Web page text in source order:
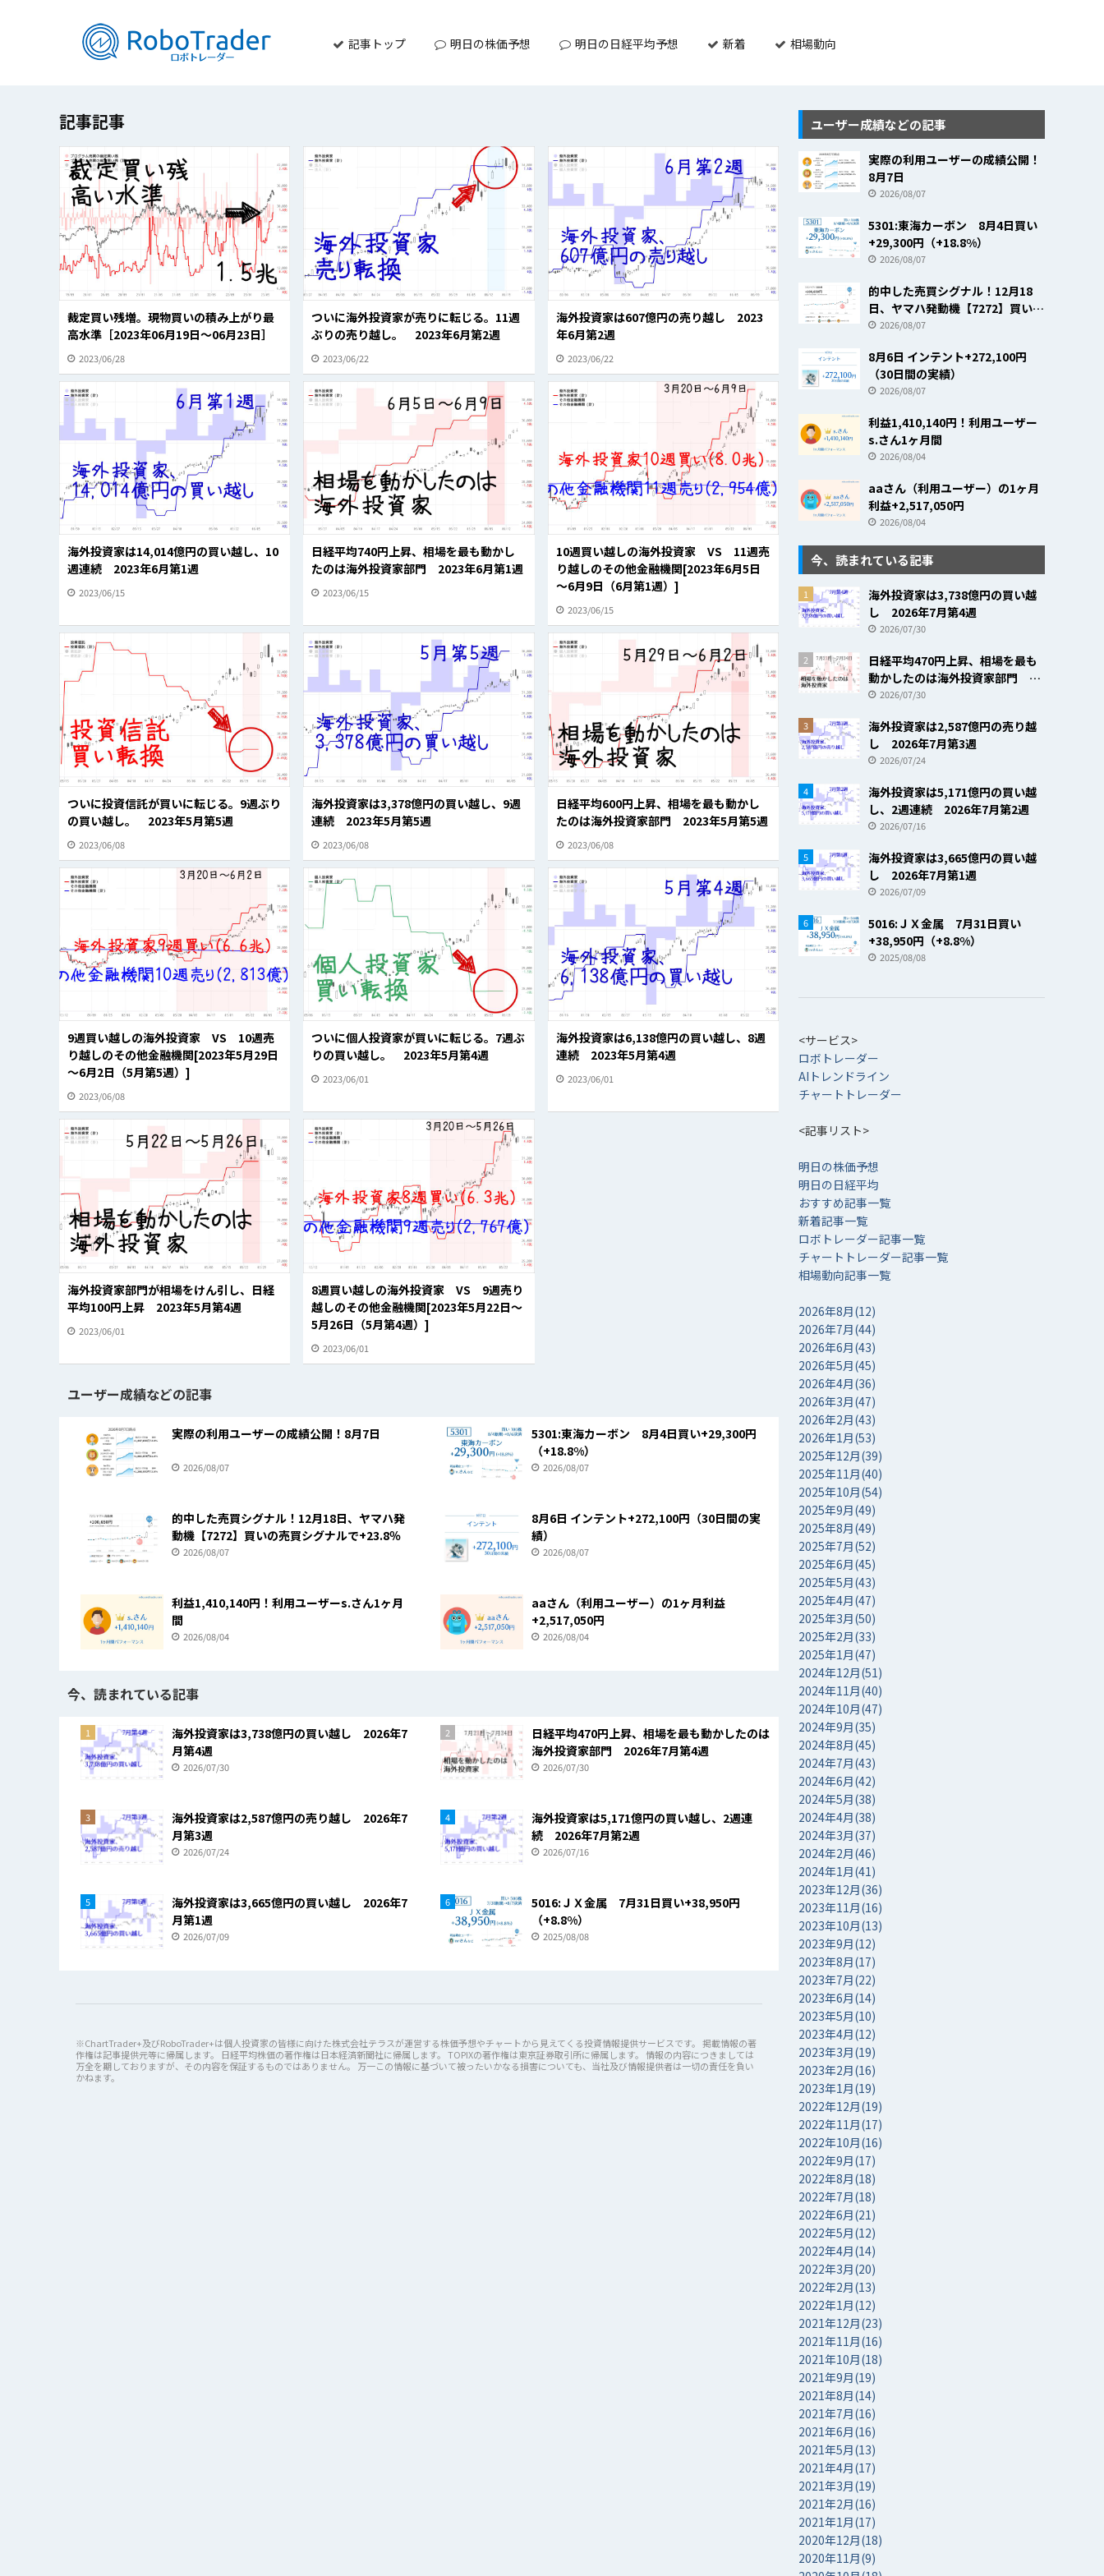
記事トップ 明日の株価予想 明日の日経平均予想 新着 相場動向
記事記事
裁定買い残増。現物買いの積み上がり最
高水準［2023年06月19日～06月23日］
2023/06/28
ついに海外投資家が売りに転じる。11週
ぶりの売り越し。 2023年6月第2週
2023/06/22
海外投資家は607億円の売り越し 2023
年6月第2週
2023/06/22
海外投資家は14,014億円の買い越し、10
週連続 2023年6月第1週
2023/06/15
日経平均740円上昇、相場を最も動かし
たのは海外投資家部門 2023年6月第1週
2023/06/15
10週買い越しの海外投資家 VS 11週売
り越しのその他金融機関[2023年6月5日
～6月9日（6月第1週）]
2023/06/15
ついに投資信託が買いに転じる。9週ぶり
の買い越し。 2023年5月第5週
2023/06/08
海外投資家は3,378億円の買い越し、9週
連続 2023年5月第5週
2023/06/08
日経平均600円上昇、相場を最も動かし
たのは海外投資家部門 2023年5月第5週
2023/06/08
9週買い越しの海外投資家 VS 10週売
り越しのその他金融機関[2023年5月29日
～6月2日（5月第5週）]
2023/06/08
ついに個人投資家が買いに転じる。7週ぶ
りの買い越し。 2023年5月第4週
2023/06/01
海外投資家は6,138億円の買い越し、8週
連続 2023年5月第4週
2023/06/01
海外投資家部門が相場をけん引し、日経
平均100円上昇 2023年5月第4週
2023/06/01
8週買い越しの海外投資家 VS 9週売り
越しのその他金融機関[2023年5月22日～
5月26日（5月第4週）]
2023/06/01
ユーザー成績などの記事
実際の利用ユーザーの成績公開！8月7日
2026/08/07
5301:東海カーボン 8月4日買い+29,300円
（+18.8%）
2026/08/07
的中した売買シグナル！12月18日、ヤマハ発
動機【7272】買いの売買シグナルで+23.8％
2026/08/07
8月6日 インテント+272,100円（30日間の実
績）
2026/08/07
利益1,410,140円！利用ユーザーs.さん1ヶ月
間
2026/08/04
aaさん（利用ユーザー）の1ヶ月利益
+2,517,050円
2026/08/04
今、読まれている記事
1
海外投資家は3,738億円の買い越し 2026年7
月第4週
2026/07/30
2
日経平均470円上昇、相場を最も動かしたのは
海外投資家部門 2026年7月第4週
2026/07/30
3
海外投資家は2,587億円の売り越し 2026年7
月第3週
2026/07/24
4
海外投資家は5,171億円の買い越し、2週連
続 2026年7月第2週
2026/07/16
5
海外投資家は3,665億円の買い越し 2026年7
月第1週
2026/07/09
6
5016:ＪＸ金属 7月31日買い+38,950円
（+8.8%）
2025/08/08
※ChartTrader+及びRoboTrader+は個人投資家の皆様に向けた株式会社テラスが運営する株価予想やチャートから見えてくる投資情報提供サービスです。 掲載情報の著
作権は記事提供元等に帰属します。 日経平均株価の著作権は日本経済新聞社に帰属します。 TOPIXの著作権は東京証券取引所に帰属します。 情報の内容につきましては
万全を期しておりますが、その内容を保証するものではありません。 万一この情報に基づいて被ったいかなる損害についても、当社及び情報提供者は一切の責任を負い
かねます。
ユーザー成績などの記事
実際の利用ユーザーの成績公開！
8月7日
2026/08/07
5301:東海カーボン 8月4日買い
+29,300円（+18.8%）
2026/08/07
的中した売買シグナル！12月18
日、ヤマハ発動機【7272】買いの
売買シグナルで+23.8％
2026/08/07
8月6日 インテント+272,100円
（30日間の実績）
2026/08/07
利益1,410,140円！利用ユーザー
s.さん1ヶ月間
2026/08/04
aaさん（利用ユーザー）の1ヶ月
利益+2,517,050円
2026/08/04
今、読まれている記事
1
海外投資家は3,738億円の買い越
し 2026年7月第4週
2026/07/30
2
日経平均470円上昇、相場を最も
動かしたのは海外投資家部門
2026年7月第4週
2026/07/30
3
海外投資家は2,587億円の売り越
し 2026年7月第3週
2026/07/24
4
海外投資家は5,171億円の買い越
し、2週連続 2026年7月第2週
2026/07/16
5
海外投資家は3,665億円の買い越
し 2026年7月第1週
2026/07/09
6
5016:ＪＸ金属 7月31日買い
+38,950円（+8.8%）
2025/08/08
<サービス>
ロボトレーダー
AIトレンドライン
チャートトレーダー
<記事リスト>
明日の株価予想
明日の日経平均
おすすめ記事一覧
新着記事一覧
ロボトレーダー記事一覧
チャートトレーダー記事一覧
相場動向記事一覧
2026年8月(12)
2026年7月(44)
2026年6月(43)
2026年5月(45)
2026年4月(36)
2026年3月(47)
2026年2月(43)
2026年1月(53)
2025年12月(39)
2025年11月(40)
2025年10月(54)
2025年9月(49)
2025年8月(49)
2025年7月(52)
2025年6月(45)
2025年5月(43)
2025年4月(47)
2025年3月(50)
2025年2月(33)
2025年1月(47)
2024年12月(51)
2024年11月(40)
2024年10月(47)
2024年9月(35)
2024年8月(45)
2024年7月(43)
2024年6月(42)
2024年5月(38)
2024年4月(38)
2024年3月(37)
2024年2月(46)
2024年1月(41)
2023年12月(36)
2023年11月(16)
2023年10月(13)
2023年9月(12)
2023年8月(17)
2023年7月(22)
2023年6月(14)
2023年5月(10)
2023年4月(12)
2023年3月(19)
2023年2月(16)
2023年1月(19)
2022年12月(19)
2022年11月(17)
2022年10月(16)
2022年9月(17)
2022年8月(18)
2022年7月(18)
2022年6月(21)
2022年5月(12)
2022年4月(14)
2022年3月(20)
2022年2月(13)
2022年1月(12)
2021年12月(23)
2021年11月(16)
2021年10月(18)
2021年9月(19)
2021年8月(14)
2021年7月(16)
2021年6月(16)
2021年5月(13)
2021年4月(17)
2021年3月(19)
2021年2月(16)
2021年1月(17)
2020年12月(18)
2020年11月(9)